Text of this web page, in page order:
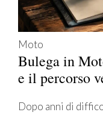
Moto
Bulega in
e il percorso
Dopo anni di